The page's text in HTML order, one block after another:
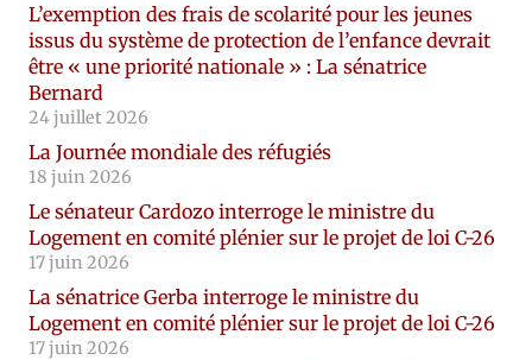
L’exemption des frais de scolarité pour les jeunes
issus du système de protection de l’enfance devrait
être « une priorité nationale » : La sénatrice
Bernard
24 juillet 2026
La Journée mondiale des réfugiés
18 juin 2026
Le sénateur Cardozo interroge le ministre du
Logement en comité plénier sur le projet de loi C-26
17 juin 2026
La sénatrice Gerba interroge le ministre du
Logement en comité plénier sur le projet de loi C-26
17 juin 2026